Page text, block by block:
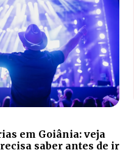
em Goiânia: veja
saber antes de ir